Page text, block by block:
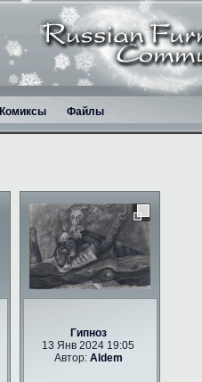
Комиксы Файлы
Гипноз
13 Янв 2024 19:05
Автор: Aldem